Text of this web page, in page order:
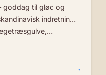
goddag til glød og
indretning